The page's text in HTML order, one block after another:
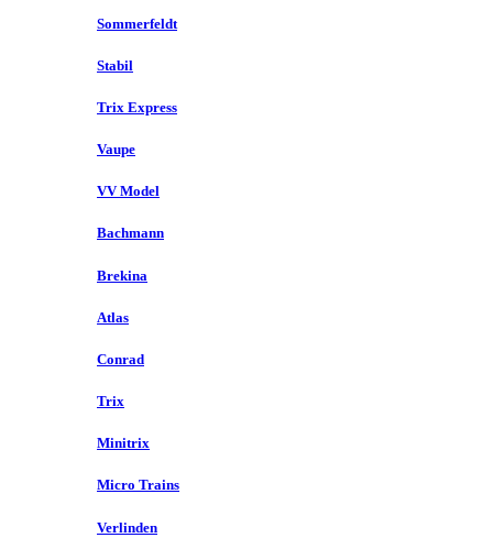
Sommerfeldt
Stabil
Trix Express
Vaupe
VV Model
Bachmann
Brekina
Atlas
Conrad
Trix
Minitrix
Micro Trains
Verlinden